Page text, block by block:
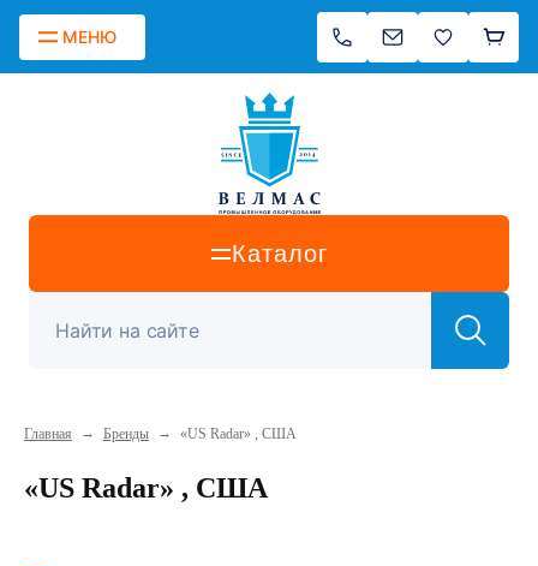
МЕНЮ
Каталог
Главная → Бренды → «US Radar» , США
«US Radar» , США